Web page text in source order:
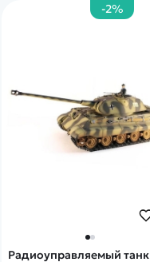
-2%
Радиоуправляемый танк